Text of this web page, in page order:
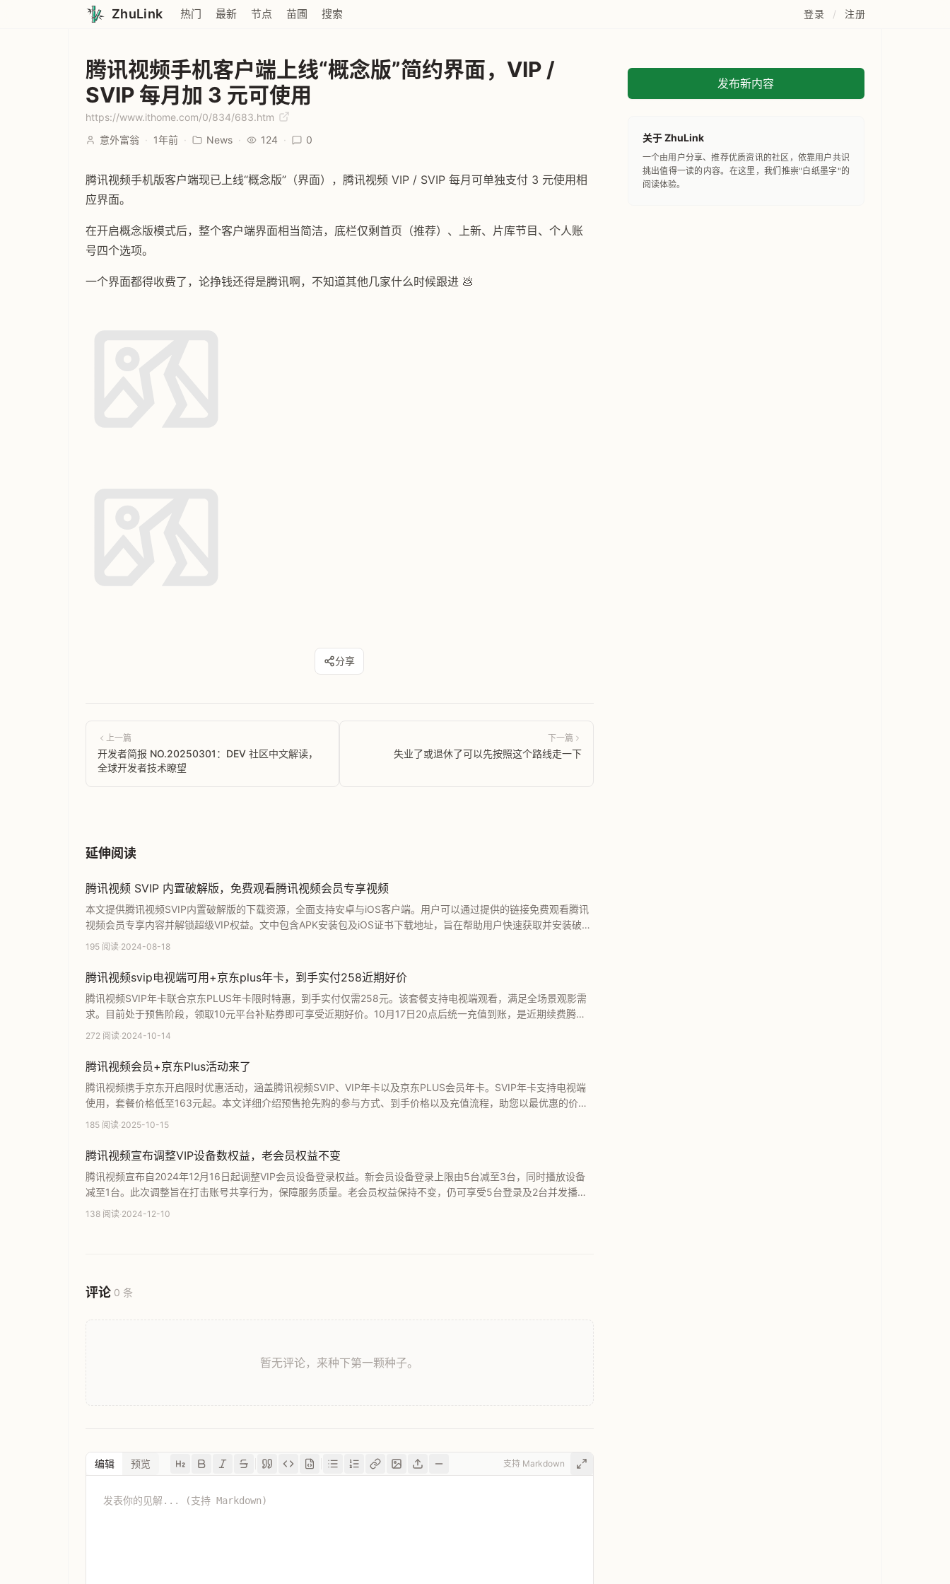
ZhuLink 热门 最新 节点 苗圃 搜索 登录 / 注册
腾讯视频手机客户端上线“概念版”简约界面，VIP /
SVIP 每月加 3 元可使用
https://www.ithome.com/0/834/683.htm
意外富翁 · 1年前 · News · 124 · 0
腾讯视频手机版客户端现已上线“概念版”（界面），腾讯视频 VIP / SVIP 每月可单独支付 3 元使用相
应界面。
在开启概念版模式后，整个客户端界面相当简洁，底栏仅剩首页（推荐）、上新、片库节目、个人账
号四个选项。
一个界面都得收费了，论挣钱还得是腾讯啊，不知道其他几家什么时候跟进 💩
分享
上一篇
开发者简报 NO.20250301：DEV 社区中文解读，
全球开发者技术瞭望
下一篇
失业了或退休了可以先按照这个路线走一下
延伸阅读
腾讯视频 SVIP 内置破解版，免费观看腾讯视频会员专享视频
本文提供腾讯视频SVIP内置破解版的下载资源，全面支持安卓与iOS客户端。用户可以通过提供的链接免费观看腾讯
视频会员专享内容并解锁超级VIP权益。文中包含APK安装包及iOS证书下载地址，旨在帮助用户快速获取并安装破解
版本，享受无限制的优质影视观影体验。
195 阅读·2024-08-18
腾讯视频svip电视端可用+京东plus年卡，到手实付258近期好价
腾讯视频SVIP年卡联合京东PLUS年卡限时特惠，到手实付仅需258元。该套餐支持电视端观看，满足全场景观影需
求。目前处于预售阶段，领取10元平台补贴券即可享受近期好价。10月17日20点后统一充值到账，是近期续费腾讯
视频与京东会员的最佳时机。
272 阅读·2024-10-14
腾讯视频会员+京东Plus活动来了
腾讯视频携手京东开启限时优惠活动，涵盖腾讯视频SVIP、VIP年卡以及京东PLUS会员年卡。SVIP年卡支持电视端
使用，套餐价格低至163元起。本文详细介绍预售抢先购的参与方式、到手价格以及充值流程，助您以最优惠的价格
享受高品质影视资源与京东购物权益，是追求极致性价比用户的首选。
185 阅读·2025-10-15
腾讯视频宣布调整VIP设备数权益，老会员权益不变
腾讯视频宣布自2024年12月16日起调整VIP会员设备登录权益。新会员设备登录上限由5台减至3台，同时播放设备
减至1台。此次调整旨在打击账号共享行为，保障服务质量。老会员权益保持不变，仍可享受5台登录及2台并发播
放。此外，SVIP会员相关权益在此次调整中不受影响。
138 阅读·2024-12-10
评论 0 条
暂无评论，来种下第一颗种子。
编辑 预览 支持 Markdown
发布新内容
关于 ZhuLink
一个由用户分享、推荐优质资讯的社区，依靠用户共识
挑出值得一读的内容。在这里，我们推崇"白纸墨字"的
阅读体验。